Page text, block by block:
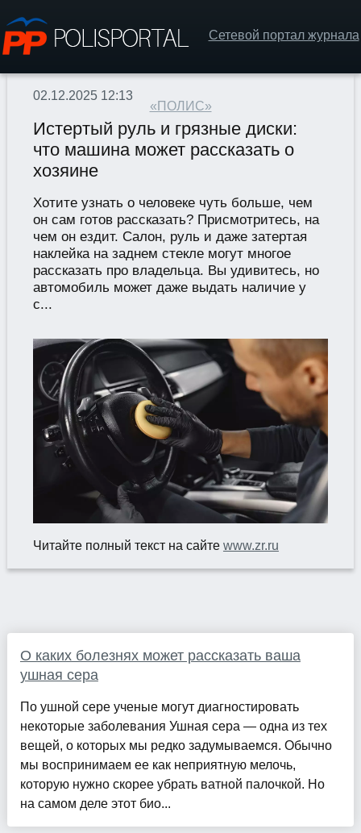
Сетевой портал журнала
«ПОЛИС»
02.12.2025 12:13
Истертый руль и грязные диски:
что машина может рассказать о
хозяине
Хотите узнать о человеке чуть больше, чем
он сам готов рассказать? Присмотритесь, на
чем он ездит. Салон, руль и даже затертая
наклейка на заднем стекле могут многое
рассказать про владельца. Вы удивитесь, но
автомобиль может даже выдать наличие у
с...
Читайте полный текст на сайте www.zr.ru
О каких болезнях может рассказать ваша
ушная сера
По ушной сере ученые могут диагностировать
некоторые заболевания Ушная сера — одна из тех
вещей, о которых мы редко задумываемся. Обычно
мы воспринимаем ее как неприятную мелочь,
которую нужно скорее убрать ватной палочкой. Но
на самом деле этот био...